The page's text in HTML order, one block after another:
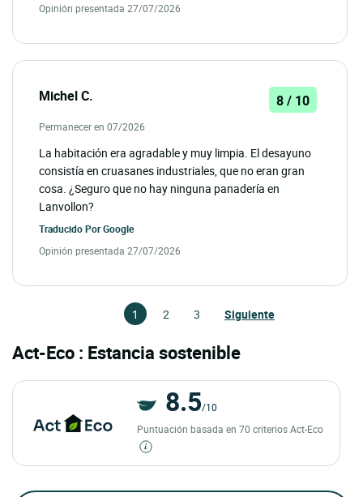
Opinión presentada 27/07/2026
Michel C. 8 / 10
Permanecer en 07/2026
La habitación era agradable y muy limpia. El desayuno
consistía en cruasanes industriales, que no eran gran
cosa. ¿Seguro que no hay ninguna panadería en
Lanvollon?
Traducido PorGoogle
Opinión presentada 27/07/2026
1 2 3 Siguiente
Act-Eco : Estancia sostenible
8.5/10
Puntuación basada en 70 criterios Act-Eco